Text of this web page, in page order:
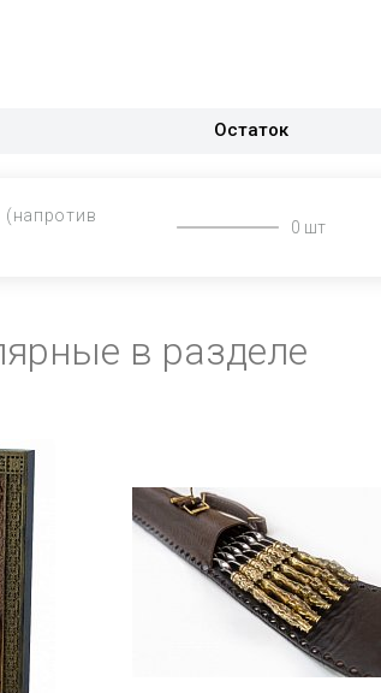
Остаток
(напротив
0 шт
в разделе